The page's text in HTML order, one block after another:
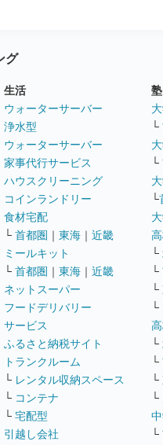
グ
生活
ウォーターサーバー
浄水型
ウォーターサーバー
家事代行サービス
ハウスクリーニング
コインランドリー
食材宅配
└ 首都圏 ｜ 東海 ｜ 近畿
ミールキット
└ 首都圏 ｜ 東海 ｜ 近畿
ネットスーパー
フードデリバリー
サービス
ふるさと納税サイト
トランクルーム
└ レンタル収納スペース
└ コンテナ
└ 宅配型
引越し会社
塾
└
└
└
└
└
└
└
└
└
└
└
└